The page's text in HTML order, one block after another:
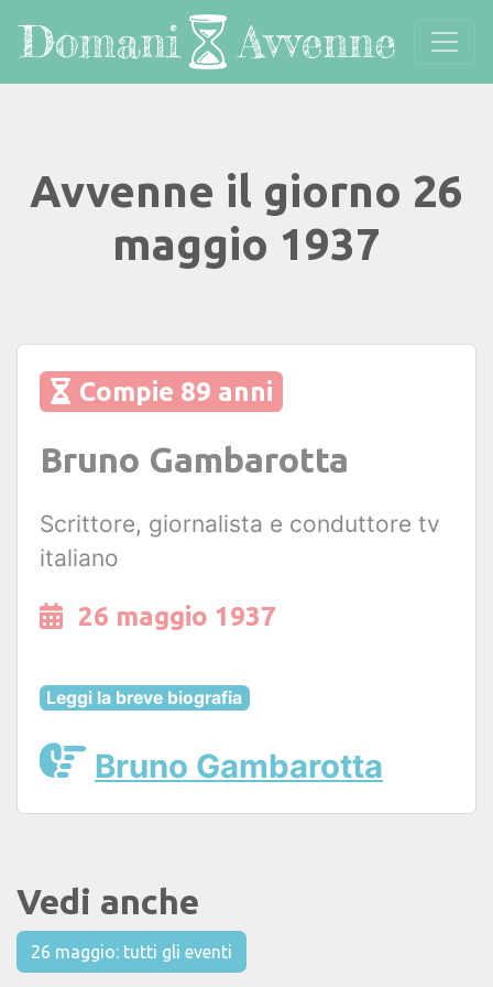
Avvenne il giorno 26
maggio 1937
Compie 89 anni
Bruno Gambarotta
Scrittore, giornalista e conduttore tv
italiano
26 maggio 1937
Leggi la breve biografia
Bruno Gambarotta
Vedi anche
26 maggio: tutti gli eventi